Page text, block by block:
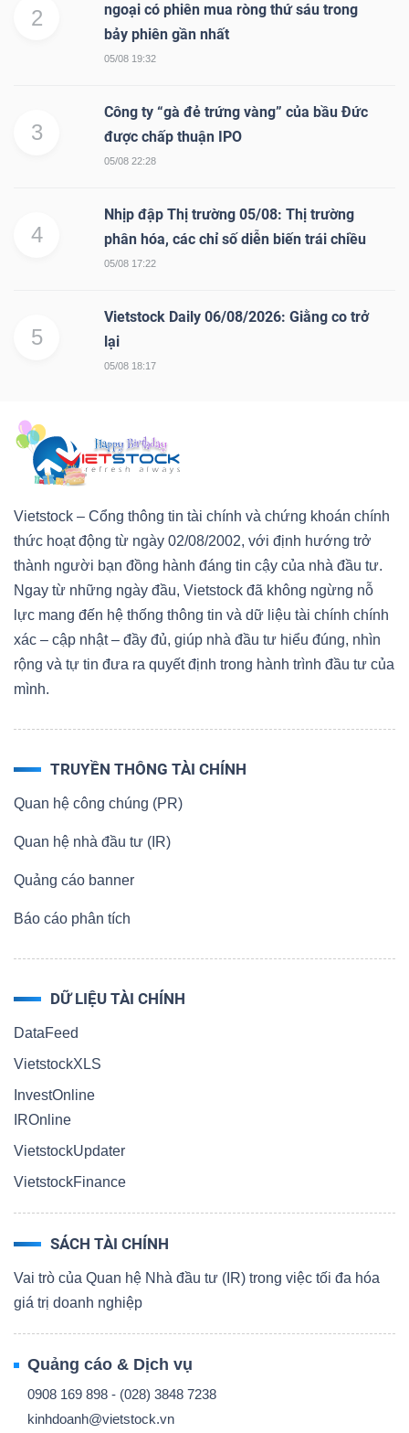
2
ngoại có phiên mua ròng thứ sáu trong
bảy phiên gần nhất
05/08 19:32
3
Công ty “gà đẻ trứng vàng” của bầu Đức
được chấp thuận IPO
05/08 22:28
4
Nhịp đập Thị trường 05/08: Thị trường
phân hóa, các chỉ số diễn biến trái chiều
05/08 17:22
5
Vietstock Daily 06/08/2026: Giằng co trở
lại
05/08 18:17
Vietstock – Cổng thông tin tài chính và chứng khoán chính
thức hoạt động từ ngày 02/08/2002, với định hướng trở
thành người bạn đồng hành đáng tin cậy của nhà đầu tư.
Ngay từ những ngày đầu, Vietstock đã không ngừng nỗ
lực mang đến hệ thống thông tin và dữ liệu tài chính chính
xác – cập nhật – đầy đủ, giúp nhà đầu tư hiểu đúng, nhìn
rộng và tự tin đưa ra quyết định trong hành trình đầu tư của
mình.
TRUYỀN THÔNG TÀI CHÍNH
Quan hệ công chúng (PR)
Quan hệ nhà đầu tư (IR)
Quảng cáo banner
Báo cáo phân tích
DỮ LIỆU TÀI CHÍNH
DataFeed
VietstockXLS
InvestOnline
IROnline
VietstockUpdater
VietstockFinance
SÁCH TÀI CHÍNH
Vai trò của Quan hệ Nhà đầu tư (IR) trong việc tối đa hóa
giá trị doanh nghiệp
Quảng cáo & Dịch vụ
0908 169 898 - (028) 3848 7238
kinhdoanh@vietstock.vn